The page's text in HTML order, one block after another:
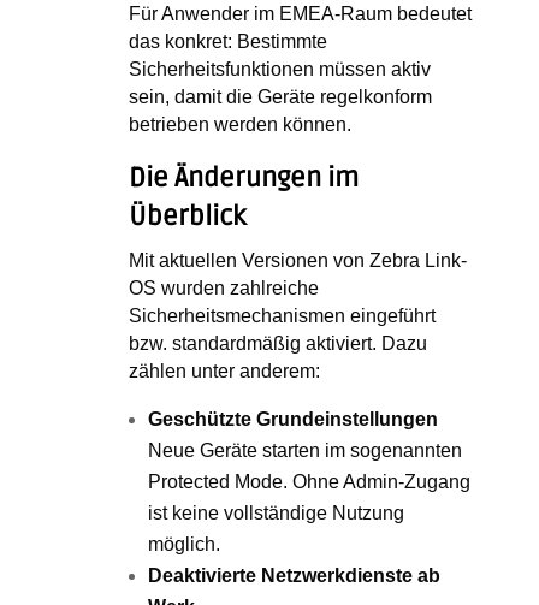
Für Anwender im EMEA-Raum bedeutet
das konkret: Bestimmte
Sicherheitsfunktionen müssen aktiv
sein, damit die Geräte regelkonform
betrieben werden können.
Die Änderungen im
Überblick
Mit aktuellen Versionen von Zebra Link-
OS wurden zahlreiche
Sicherheitsmechanismen eingeführt
bzw. standardmäßig aktiviert. Dazu
zählen unter anderem:
Geschützte Grundeinstellungen
Neue Geräte starten im sogenannten
Protected Mode. Ohne Admin-Zugang
ist keine vollständige Nutzung
möglich.
Deaktivierte Netzwerkdienste ab